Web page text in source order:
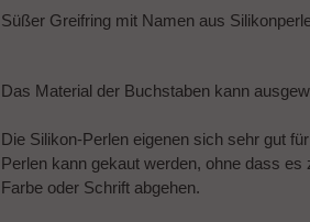
wird
hinzugefügt
Süßer Greifring mit Namen aus
Das Material der Buchstaben kann
Die Silikon-Perlen eigenen sich sehr gut
Perlen kann gekaut werden, ohne dass
Farbe oder Schrift abgehen.